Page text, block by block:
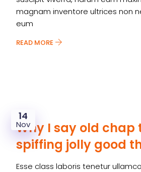
magnam inventore ultrices non
eum
READ MORE
14
Nov
Why I say old chap
spiffing jolly good
Esse class laboris tenetur